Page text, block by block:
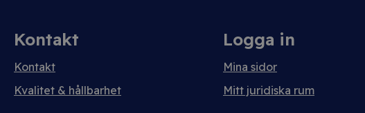
Kontakt
Kontakt
Kvalitet & hållbarhet
Logga in
Mina sidor
Mitt juridiska rum